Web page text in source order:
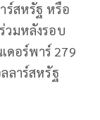
ร์สหรัฐ หรือ
วมหลังรอบ
ดอร์พาร์ 279
ลาร์สหรัฐ